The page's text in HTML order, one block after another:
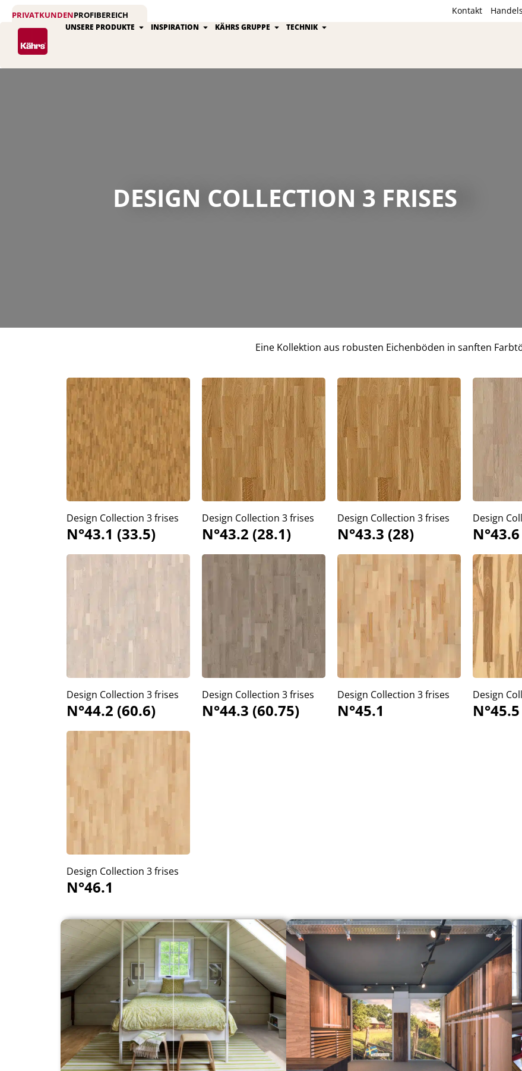
PRIVATKUNDENPROFIBEREICH Kontakt
UNSERE PRODUKTE Öffne Unsere produkte
INSPIRATION Öffne Inspiration
KÄHRS GRUPPE Öffne Kährs Gruppe
TECHNIK Öffne Technik
DESIGN COLLECTION 3 FRISES
Eine Kollektion aus robusten Eichenböden in sanften
Design Collection 3 frises
N°43.1 (33.5)
Design Collection 3 frises
N°43.2 (28.1)
Design Collection 3 frises
N°43.3 (28)
Design
Design Collection 3 frises
N°44.2 (60.6)
Design Collection 3 frises
N°44.3 (60.75)
Design Collection 3 frises
N°45.1
Design
Design Collection 3 frises
N°46.1